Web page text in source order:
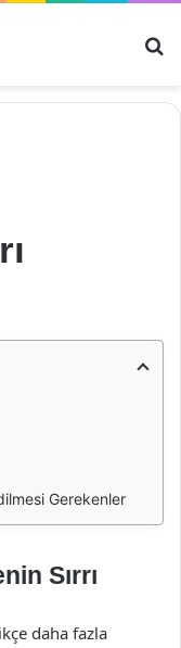
Gerekenler
Sırrı
daha fazla